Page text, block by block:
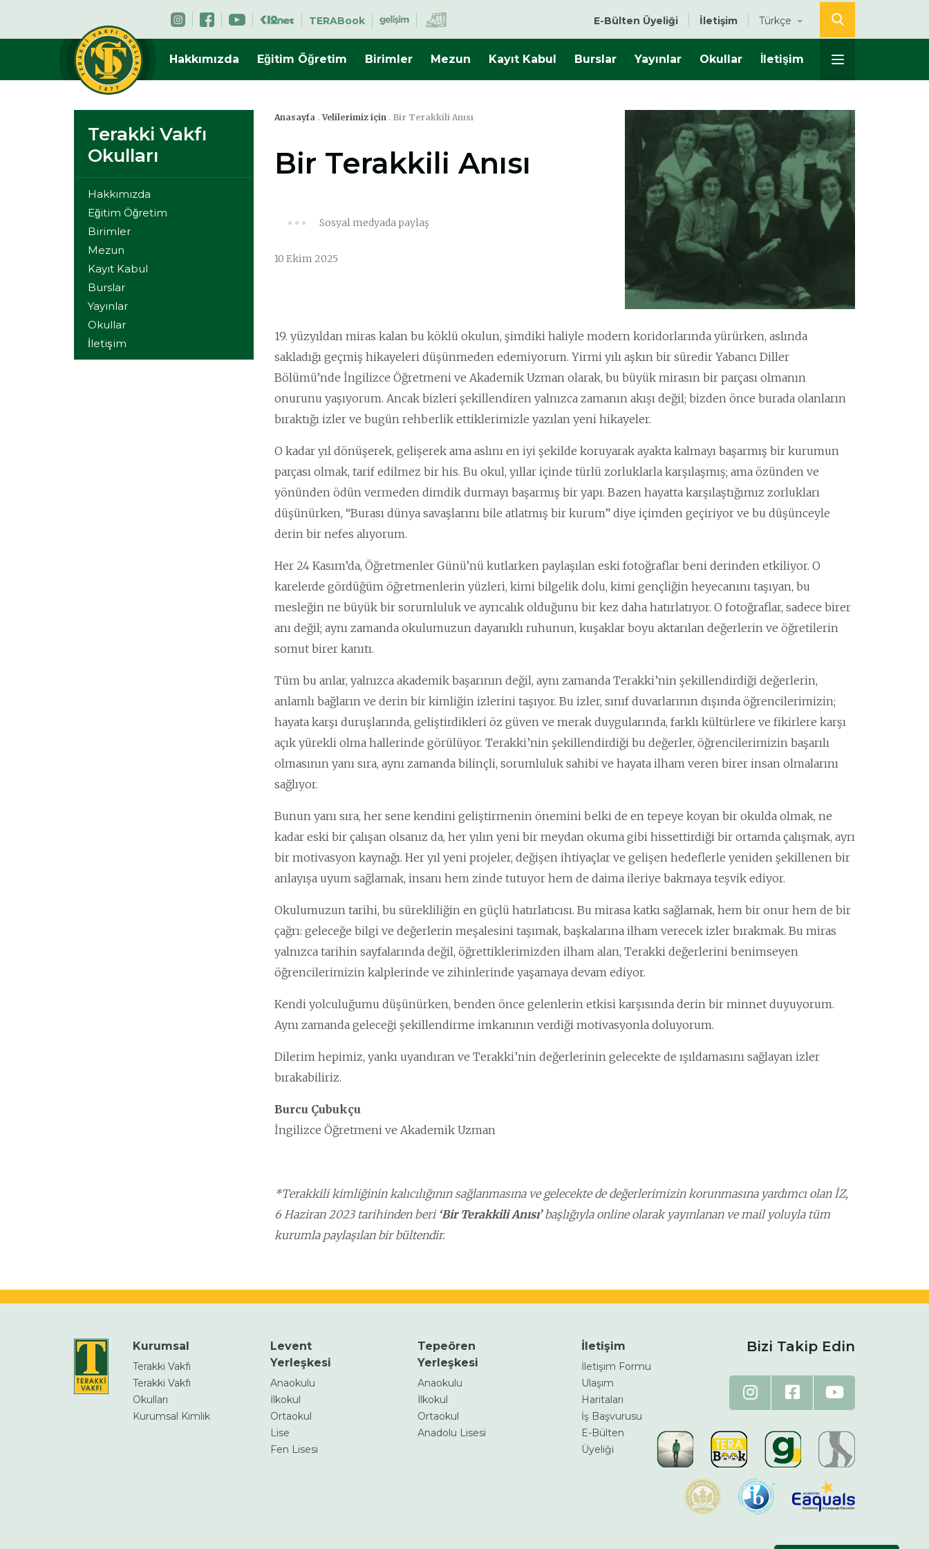
TERABook E-Bülten Üyeliği İletişim Türkçe
Hakkımızda Eğitim Öğretim Birimler Mezun Kayıt Kabul Burslar Yayınlar Okullar İletişim
Terakki Vakfı
Okulları
Hakkımızda
Eğitim Öğretim
Birimler
Mezun
Kayıt Kabul
Burslar
Yayınlar
Okullar
İletişim
Anasayfa .Velilerimiz için . Bir Terakkili Anısı
Bir Terakkili Anısı
Sosyal medyada paylaş
10 Ekim 2025
19. yüzyıldan miras kalan bu köklü okulun, şimdiki haliyle modern koridorlarında yürürken, aslında
sakladığı geçmiş hikayeleri düşünmeden edemiyorum. Yirmi yılı aşkın bir süredir Yabancı Diller
Bölümü’nde İngilizce Öğretmeni ve Akademik Uzman olarak, bu büyük mirasın bir parçası olmanın
onurunu yaşıyorum. Ancak bizleri şekillendiren yalnızca zamanın akışı değil; bizden önce burada olanların
bıraktığı izler ve bugün rehberlik ettiklerimizle yazılan yeni hikayeler.
O kadar yıl dönüşerek, gelişerek ama aslını en iyi şekilde koruyarak ayakta kalmayı başarmış bir kurumun
parçası olmak, tarif edilmez bir his. Bu okul, yıllar içinde türlü zorluklarla karşılaşmış; ama özünden ve
yönünden ödün vermeden dimdik durmayı başarmış bir yapı. Bazen hayatta karşılaştığımız zorlukları
düşünürken, “Burası dünya savaşlarını bile atlatmış bir kurum” diye içimden geçiriyor ve bu düşünceyle
derin bir nefes alıyorum.
Her 24 Kasım’da, Öğretmenler Günü’nü kutlarken paylaşılan eski fotoğraflar beni derinden etkiliyor. O
karelerde gördüğüm öğretmenlerin yüzleri, kimi bilgelik dolu, kimi gençliğin heyecanını taşıyan, bu
mesleğin ne büyük bir sorumluluk ve ayrıcalık olduğunu bir kez daha hatırlatıyor. O fotoğraflar, sadece birer
anı değil; aynı zamanda okulumuzun dayanıklı ruhunun, kuşaklar boyu aktarılan değerlerin ve öğretilerin
somut birer kanıtı.
Tüm bu anlar, yalnızca akademik başarının değil, aynı zamanda Terakki’nin şekillendirdiği değerlerin,
anlamlı bağların ve derin bir kimliğin izlerini taşıyor. Bu izler, sınıf duvarlarının dışında öğrencilerimizin;
hayata karşı duruşlarında, geliştirdikleri öz güven ve merak duygularında, farklı kültürlere ve fikirlere karşı
açık yürekli olma hallerinde görülüyor. Terakki’nin şekillendirdiği bu değerler, öğrencilerimizin başarılı
olmasının yanı sıra, aynı zamanda bilinçli, sorumluluk sahibi ve hayata ilham veren birer insan olmalarını
sağlıyor.
Bunun yanı sıra, her sene kendini geliştirmenin önemini belki de en tepeye koyan bir okulda olmak, ne
kadar eski bir çalışan olsanız da, her yılın yeni bir meydan okuma gibi hissettirdiği bir ortamda çalışmak, ayrı
bir motivasyon kaynağı. Her yıl yeni projeler, değişen ihtiyaçlar ve gelişen hedeflerle yeniden şekillenen bir
anlayışa uyum sağlamak, insanı hem zinde tutuyor hem de daima ileriye bakmaya teşvik ediyor.
Okulumuzun tarihi, bu sürekliliğin en güçlü hatırlatıcısı. Bu mirasa katkı sağlamak, hem bir onur hem de bir
çağrı: geleceğe bilgi ve değerlerin meşalesini taşımak, başkalarına ilham verecek izler bırakmak. Bu miras
yalnızca tarihin sayfalarında değil, öğrettiklerimizden ilham alan, Terakki değerlerini benimseyen
öğrencilerimizin kalplerinde ve zihinlerinde yaşamaya devam ediyor.
Kendi yolculuğumu düşünürken, benden önce gelenlerin etkisi karşısında derin bir minnet duyuyorum.
Aynı zamanda geleceği şekillendirme imkanının verdiği motivasyonla doluyorum.
Dilerim hepimiz, yankı uyandıran ve Terakki’nin değerlerinin gelecekte de ışıldamasını sağlayan izler
bırakabiliriz.
Burcu Çubukçu
İngilizce Öğretmeni ve Akademik Uzman
*Terakkili kimliğinin kalıcılığının sağlanmasına ve gelecekte de değerlerimizin korunmasına yardımcı olan İZ,
6 Haziran 2023 tarihinden beri ‘Bir Terakkili Anısı’başlığıyla online olarak yayınlanan ve mail yoluyla tüm
kurumla paylaşılan bir bültendir.
Kurumsal
Terakki Vakfı
Terakki Vakfı
Okulları
Kurumsal Kimlik
Levent
Yerleşkesi
Anaokulu
İlkokul
Ortaokul
Lise
Fen Lisesi
Tepeören
Yerleşkesi
Anaokulu
İlkokul
Ortaokul
Anadolu Lisesi
İletişim
İletişim Formu
Ulaşım
Haritaları
İş Başvurusu
E-Bülten
Üyeliği
Bizi Takip Edin